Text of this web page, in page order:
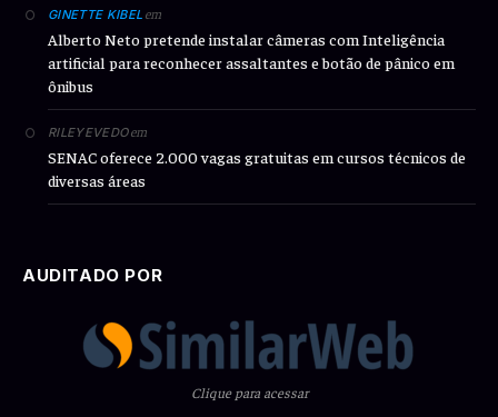
GINETTE KIBEL em
Alberto Neto pretende instalar câmeras com Inteligência
artificial para reconhecer assaltantes e botão de pânico em
ônibus
RILEYEVEDOem
SENAC oferece 2.000 vagas gratuitas em cursos técnicos de
diversas áreas
AUDITADO POR
Clique para acessar